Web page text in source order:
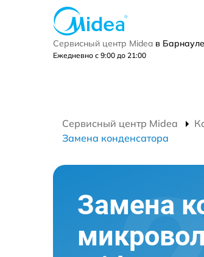
Сервисный центр Midea в Барнауле
Ежедневно с 9:00 до 21:00
Сервисный центр Midea
Замена конденсатора
Замена